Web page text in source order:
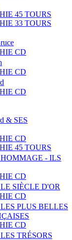
45 TOURS
33 TOURS
CD
CD
CD
& SES
CD
45 TOURS
- ILS
CD
SIÈCLE D'OR
CD
PLUS BELLES
CD
TRÉSORS